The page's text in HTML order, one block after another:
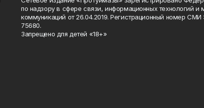
по надзору в сфере связи, информационных технологий и
коммуникаций от 26.04.2019. Регистрационный номер
75680.
Запрещено для детей «18+»